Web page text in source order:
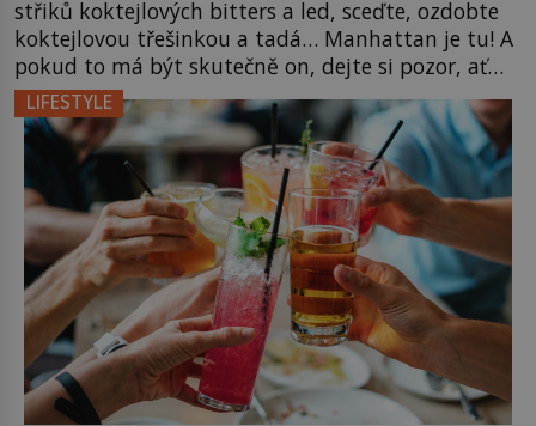
střiků koktejlových bitters a led, sceďte, ozdobte
koktejlovou třešinkou a tadá… Manhattan je tu! A
pokud to má být skutečně on, dejte si pozor, ať
místo klasické americké rye whiskey či klidně
bourbonu nepoužijete skotskou whisku. Co se
stane? Inu, koktejl bude stále skvělý, ale už to
nebude Manhattan ale […]
LIFESTYLE